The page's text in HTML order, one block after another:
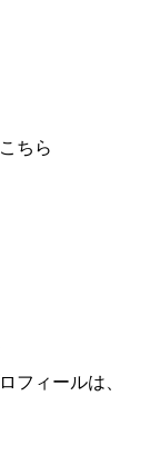
ちら
フィールは、